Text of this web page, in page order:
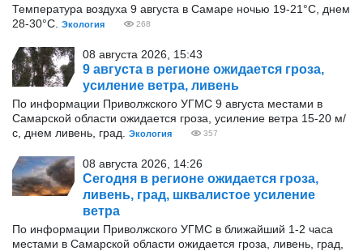
Температура воздуха 9 августа в Самаре ночью 19-21°С, днем
28-30°С.
Экология 268
08 августа 2026, 15:43
9 августа в регионе ожидается гроза,
усиление ветра, ливень
По информации Приволжского УГМС 9 августа местами в
Самарской области ожидается гроза, усиление ветра 15-20 м/
с, днем ливень, град.
Экология 357
08 августа 2026, 14:26
Сегодня в регионе ожидается гроза,
ливень, град, шквалистое усиление
ветра
По информации Приволжского УГМС в ближайший 1-2 часа
местами в Самарской области ожидается гроза, ливень, град,